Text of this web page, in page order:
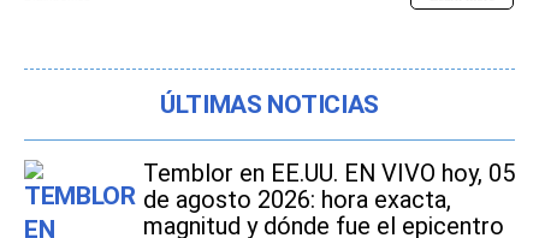
ÚLTIMAS NOTICIAS
Temblor en EE.UU. EN VIVO hoy, 05
de agosto 2026: hora exacta,
magnitud y dónde fue el epicentro